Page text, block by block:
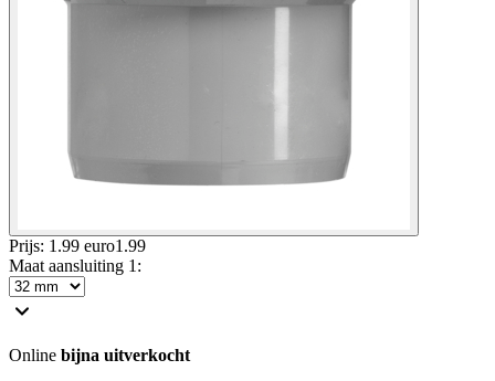
Prijs: 1.99 euro1 .99
Maat aansluiting 1 :
Online bijna uitverkocht